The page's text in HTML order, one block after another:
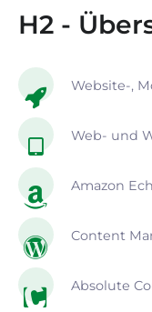
H2 -
Website-,
Web- und
Amazon
Content
Absolute